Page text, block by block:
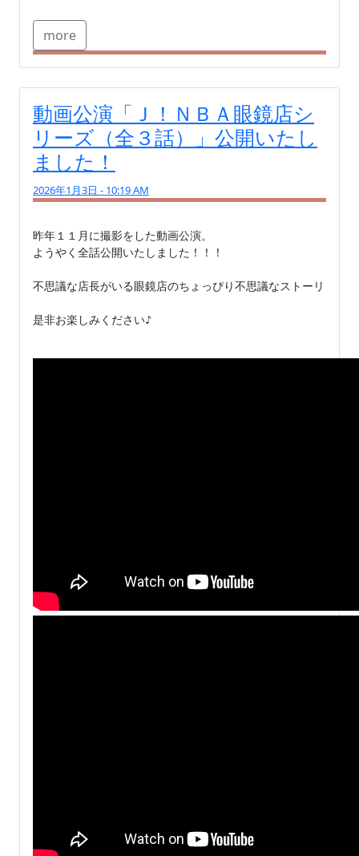
more
動画公演「Ｊ！ＮＢＡ眼鏡店シ
リーズ（全３話）」公開いたし
ました！
2026年1月3日 - 10:19 AM
昨年１１月に撮影をした動画公演。
ようやく全話公開いたしました！！！
不思議な店長がいる眼鏡店のちょっぴり不思議なストーリ
是非お楽しみください♪